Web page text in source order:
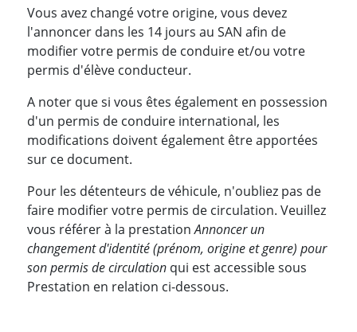
Introduction
Vous avez changé votre origine, vous devez
l'annoncer dans les 14 jours au SAN afin de
modifier votre permis de conduire et/ou votre
permis d'élève conducteur.
A noter que si vous êtes également en possession
d'un permis de conduire international, les
modifications doivent également être apportées
sur ce document.
Pour les détenteurs de véhicule, n'oubliez pas de
faire modifier votre permis de circulation. Veuillez
vous référer à la prestationAnnoncer un
changement d'identité (prénom, origine et genre) pour
son permis de circulation qui est accessible sous
Prestation en relation ci-dessous.